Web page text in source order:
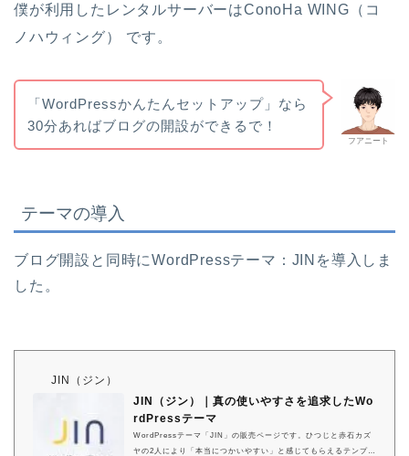
僕が利用したレンタルサーバーはConoHa WING（コ
ノハウィング）
です。
フアニート
「WordPressかんたんセットアップ」なら
30分あればブログの開設ができるで！
テーマの導入
ブログ開設と同時にWordPressテーマ：JINを導入しま
した。
JIN（ジン）
JIN（ジン）｜真の使いやすさを追求したWo
rdPressテーマ
WordPressテーマ「JIN」の販売ページです。ひつじと赤石カズ
ヤの2人により「本当につかいやすい」と感じてもらえるテンプレ